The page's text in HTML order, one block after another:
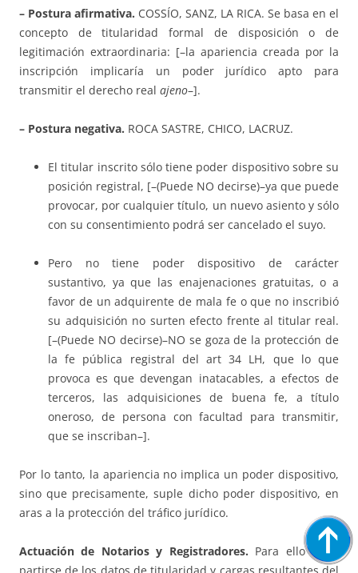
– Postura afirmativa. COSSÍO, SANZ, LA RICA. Se basa en el
concepto de titularidad formal de disposición o de
legitimación extraordinaria: [–la apariencia creada por la
inscripción implicaría un poder jurídico apto para
transmitir el derecho real ajeno–].
– Postura negativa. ROCA SASTRE, CHICO, LACRUZ.
El titular inscrito sólo tiene poder dispositivo sobre su
posición registral, [–(Puede NO decirse)–ya que puede
provocar, por cualquier título, un nuevo asiento y sólo
con su consentimiento podrá ser cancelado el suyo.
Pero no tiene poder dispositivo de carácter
sustantivo, ya que las enajenaciones gratuitas, o a
favor de un adquirente de mala fe o que no inscribió
su adquisición no surten efecto frente al titular real.
[–(Puede NO decirse)–NO se goza de la protección de
la fe pública registral del art 34 LH, que lo que
provoca es que devengan inatacables, a efectos de
terceros, las adquisiciones de buena fe, a título
oneroso, de persona con facultad para transmitir,
que se inscriban–].
Por lo tanto, la apariencia no implica un poder dispositivo,
sino que precisamente, suple dicho poder dispositivo, en
aras a la protección del tráfico jurídico.
Actuación de Notarios y Registradores. Para ello debe